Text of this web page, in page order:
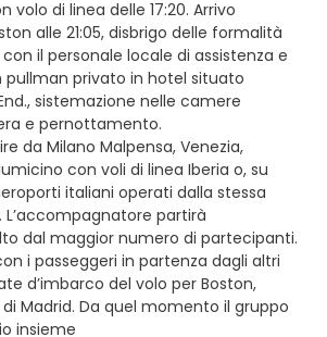
volo di linea delle 17:20. Arrivo
alle 21:05, disbrigo delle formalità
il personale locale di assistenza e
privato in hotel situato
sistemazione nelle camere
e pernottamento.
da Milano Malpensa, Venezia,
con voli di linea Iberia o, su
italiani operati dalla stessa
partirà
dal maggior numero di partecipanti.
i passeggeri in partenza dagli altri
d’imbarco del volo per Boston,
di Madrid. Da quel momento il gruppo
insieme